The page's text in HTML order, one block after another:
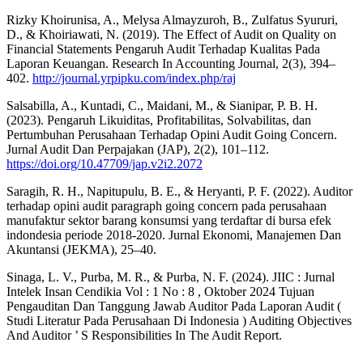
Rizky Khoirunisa, A., Melysa Almayzuroh, B., Zulfatus Syururi,
D., & Khoiriawati, N. (2019). The Effect of Audit on Quality on
Financial Statements Pengaruh Audit Terhadap Kualitas Pada
Laporan Keuangan. Research In Accounting Journal, 2(3), 394–
402. http://journal.yrpipku.com/index.php/raj
Salsabilla, A., Kuntadi, C., Maidani, M., & Sianipar, P. B. H.
(2023). Pengaruh Likuiditas, Profitabilitas, Solvabilitas, dan
Pertumbuhan Perusahaan Terhadap Opini Audit Going Concern.
Jurnal Audit Dan Perpajakan (JAP), 2(2), 101–112.
https://doi.org/10.47709/jap.v2i2.2072
Saragih, R. H., Napitupulu, B. E., & Heryanti, P. F. (2022). Auditor
terhadap opini audit paragraph going concern pada perusahaan
manufaktur sektor barang konsumsi yang terdaftar di bursa efek
indondesia periode 2018-2020. Jurnal Ekonomi, Manajemen Dan
Akuntansi (JEKMA), 25–40.
Sinaga, L. V., Purba, M. R., & Purba, N. F. (2024). JIIC : Jurnal
Intelek Insan Cendikia Vol : 1 No : 8 , Oktober 2024 Tujuan
Pengauditan Dan Tanggung Jawab Auditor Pada Laporan Audit (
Studi Literatur Pada Perusahaan Di Indonesia ) Auditing Objectives
And Auditor ’ S Responsibilities In The Audit Report.